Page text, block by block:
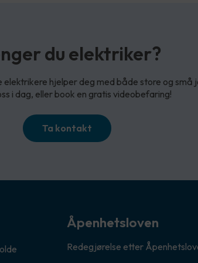
du elektriker?
hjelper deg med både store og små
i dag, eller book en gratis videobefaring!
Ta kontakt
Åpenhetsloven
Redegjørelse etter